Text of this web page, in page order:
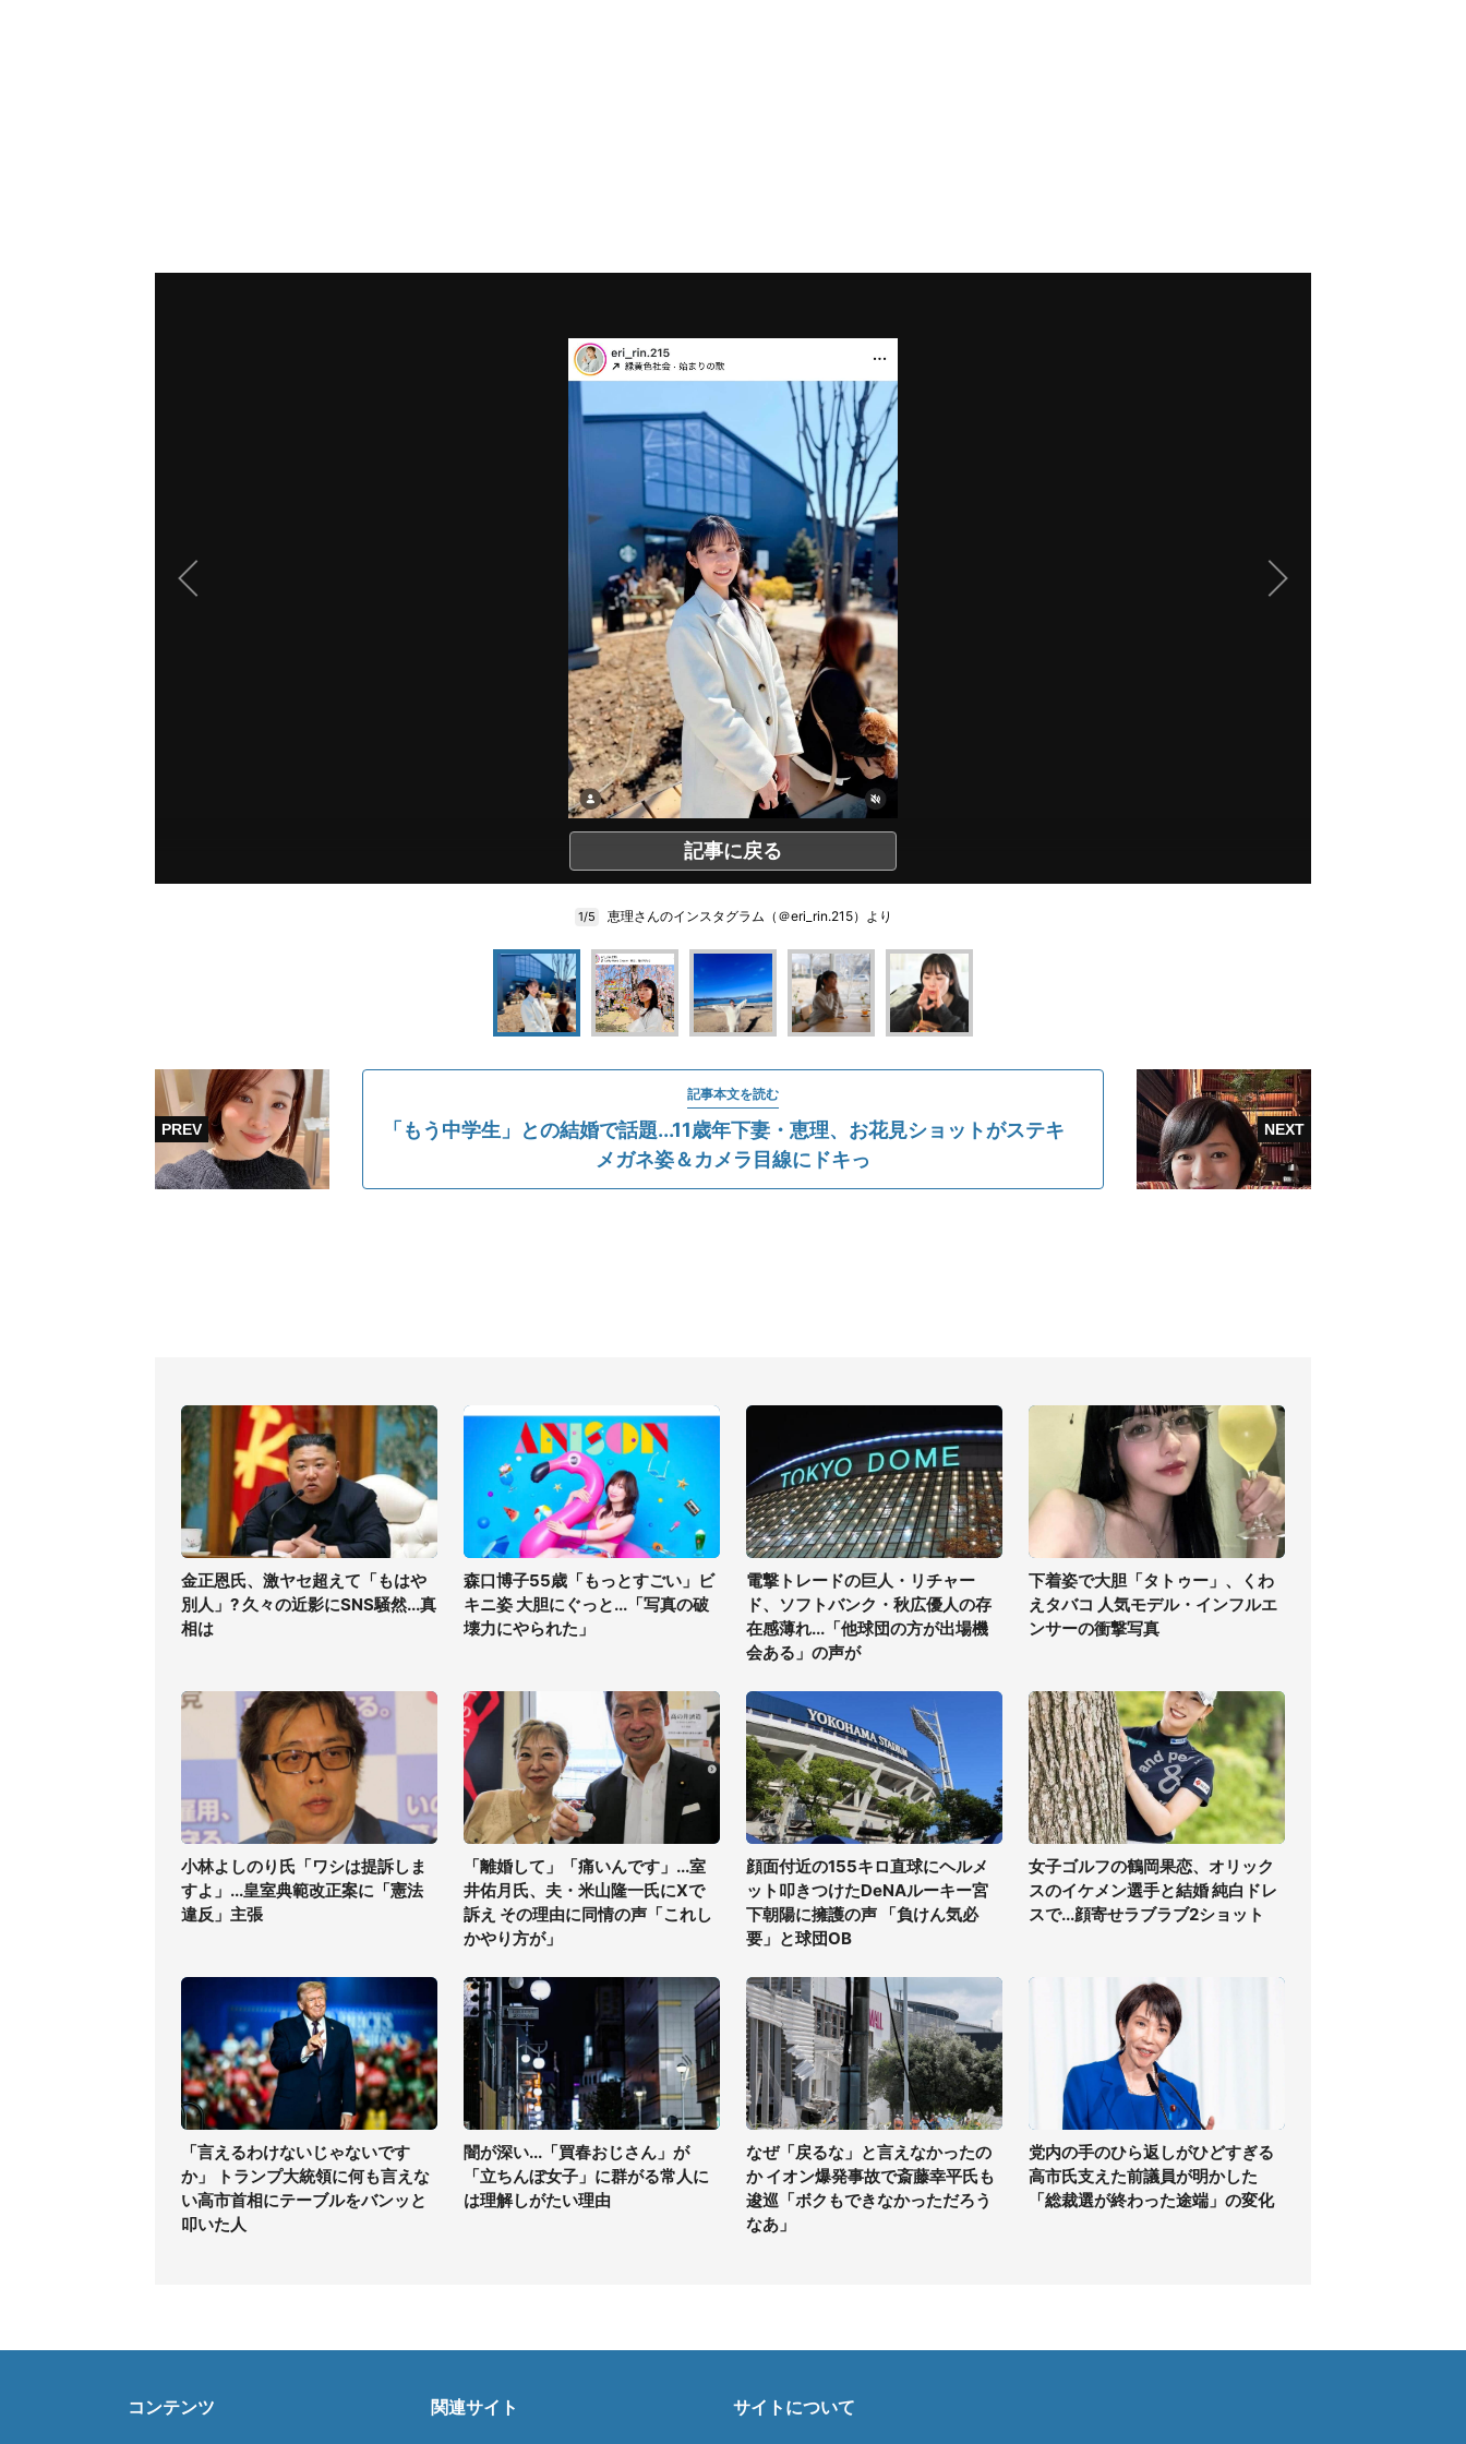
記事に戻る
1/5 恵理さんのインスタグラム（＠eri_rin.215）より
記事本文を読む
「もう中学生」との結婚で話題...11歳年下妻・恵理、お花見ショットがステキ
メガネ姿＆カメラ目線にドキっ
金正恩氏、激ヤセ超えて「もはや
別人」? 久々の近影にSNS騒然...真
相は
森口博子55歳「もっとすごい」ビ
キニ姿 大胆にぐっと...「写真の破
壊力にやられた」
電撃トレードの巨人・リチャー
ド、ソフトバンク・秋広優人の存
在感薄れ...「他球団の方が出場機
会ある」の声が
下着姿で大胆「タトゥー」、くわ
えタバコ 人気モデル・インフルエ
ンサーの衝撃写真
小林よしのり氏「ワシは提訴しま
すよ」...皇室典範改正案に「憲法
違反」主張
「離婚して」「痛いんです」...室
井佑月氏、夫・米山隆一氏にXで
訴え その理由に同情の声「これし
かやり方が」
顔面付近の155キロ直球にヘルメ
ット叩きつけたDeNAルーキー宮
下朝陽に擁護の声 「負けん気必
要」と球団OB
女子ゴルフの鶴岡果恋、オリック
スのイケメン選手と結婚 純白ドレ
スで...顔寄せラブラブ2ショット
「言えるわけないじゃないです
か」 トランプ大統領に何も言えな
い高市首相にテーブルをバンッと
叩いた人
闇が深い...「買春おじさん」が
「立ちんぼ女子」に群がる常人に
は理解しがたい理由
なぜ「戻るな」と言えなかったの
か イオン爆発事故で斎藤幸平氏も
逡巡「ボクもできなかっただろう
なあ」
党内の手のひら返しがひどすぎる
高市氏支えた前議員が明かした
「総裁選が終わった途端」の変化
コンテンツ 関連サイト サイトについて